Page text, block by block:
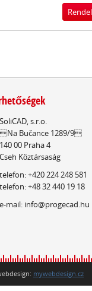
SoliCAD, s.r.o.
Na Bučance 1289/9
140 00 Praha 4
Cseh Köztársaság
telefon: +420 224 248 581
telefon: +48 32 440 19 18
e-mail: info@progecad.hu
mywebdesign.cz